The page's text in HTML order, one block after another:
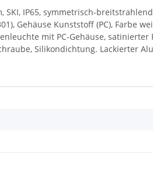
IP65, symmetrisch-
Gehäuse Kunststoff (PC), Farbe
mit PC-Gehäuse,
Silikondichtung. Lackierter